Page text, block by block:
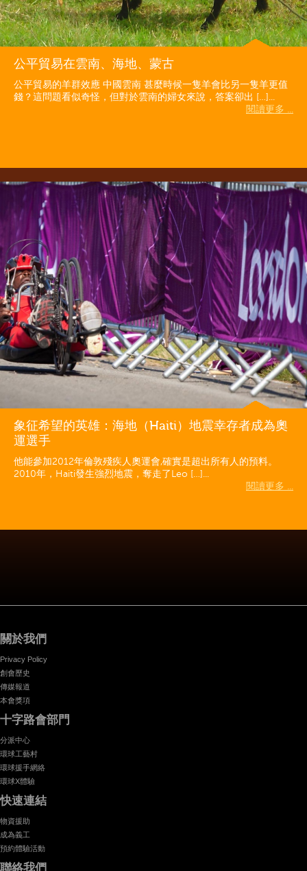
公平貿易在雲南、海地、蒙古
公平貿易的羊群效應 中國雲南 甚麼時候一隻羊會比另一隻羊更值
錢？這問題看似奇怪，但對於雲南的婦女來說，答案卻出 […]...
閱讀更多 ...
象征希望的英雄：海地（Haiti）地震幸存者成為奧
運選手
他能參加2012年倫敦殘疾人奧運會,確實是超出所有人的預料。
2010年，Haiti發生強烈地震，奪走了Leo […]...
閱讀更多 ...
關於我們
Privacy Policy
創會歷史
傳媒報道
本會獎項
十字路會部門
分派中心
環球工藝村
環球援手網絡
環球X體驗
快速連結
物資援助
成為義工
預約體驗活動
聯絡我們